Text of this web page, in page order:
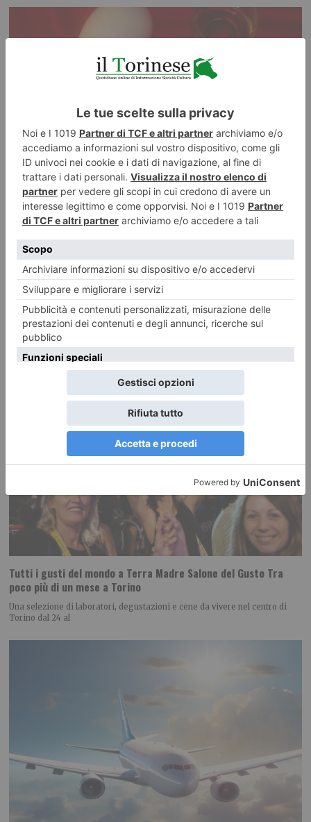
Zabaione goloso
A cura di piemonteitalia.eu Leggi l’articolo👇
https://www.piemonteitalia.eu/it/enogastronomia/ricette/zabaione Leggi
qui le ultime notizie: IL TORINESE
Tutti i gusti del mondo a Terra Madre Salone del Gusto Tra
poco più di un mese a Torino
Una selezione di laboratori, degustazioni e cene da vivere nel centro di
Torino dal 24 al